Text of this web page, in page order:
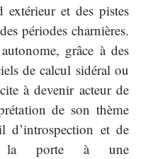
extérieur et des pistes
périodes charnières.
grâce à des
de calcul sidéral ou
à devenir acteur de
de son thème
d’introspection et de
la porte à une